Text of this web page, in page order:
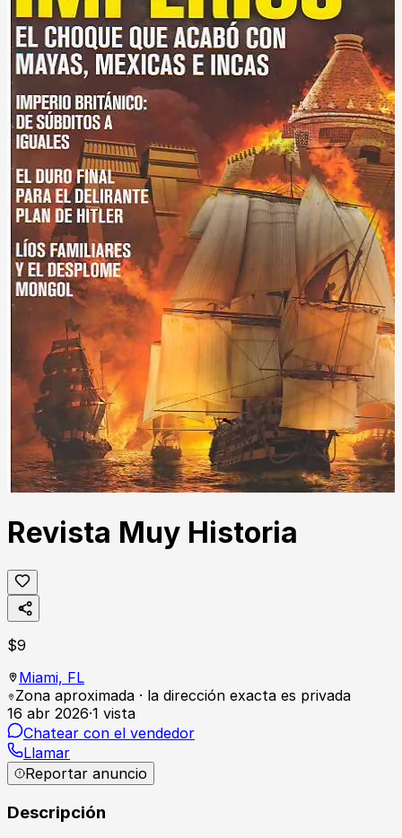
Revista Muy Historia
$9
Miami, FL
Zona aproximada · la dirección exacta es privada
16 abr 2026·1 vista
Chatear con el vendedor
Llamar
Reportar anuncio
Descripción